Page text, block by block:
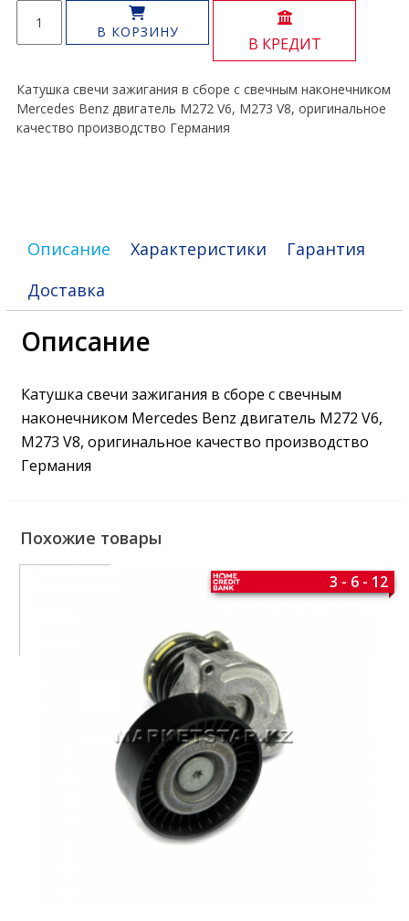
товара
Катушка
M272
V6
M273
В КОРЗИНУ
В КРЕДИТ
Катушка свечи зажигания в сборе с свечным наконечником
Mercedes Benz двигатель M272 V6, M273 V8, оригинальное
качество производство Германия
Описание Характеристики
Гарантия
Доставка
Описание
Катушка свечи зажигания в сборе с свечным
наконечником Mercedes Benz двигатель M272 V6,
M273 V8, оригинальное качество производство
Германия
Похожие товары
3 - 6 - 12